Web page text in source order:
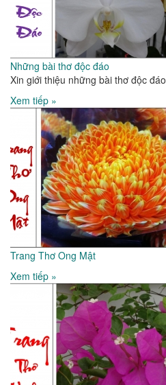
Những bài thơ độc đáo
Xin giới thiệu những bài thơ độc đáo
Xem tiếp »
Trang Thơ Ong Mật
Xem tiếp »